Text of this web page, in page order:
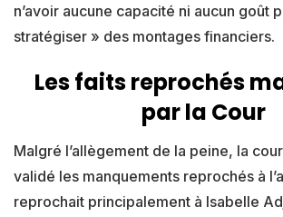
n’avoir aucune capacité ni aucun goût
stratégiser » des montages financiers.
Les faits reprochés
par la Cour
Malgré l’allègement de la peine, la
validé les manquements reprochés à
reprochait principalement à Isabelle